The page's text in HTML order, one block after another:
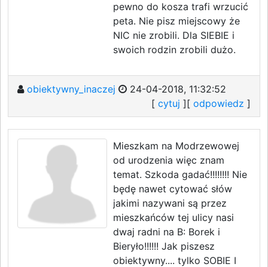
pewno do kosza trafi wrzucić
peta. Nie pisz miejscowy że
NIC nie zrobili. Dla SIEBIE i
swoich rodzin zrobili dużo.
obiektywny_inaczej
24-04-2018, 11:32:52
[ cytuj ][ odpowiedz ]
Mieszkam na Modrzewowej
od urodzenia więc znam
temat. Szkoda gadać!!!!!!!! Nie
będę nawet cytować słów
jakimi nazywani są przez
mieszkańców tej ulicy nasi
dwaj radni na B: Borek i
Bieryło!!!!!! Jak piszesz
obiektywny.... tylko SOBIE I